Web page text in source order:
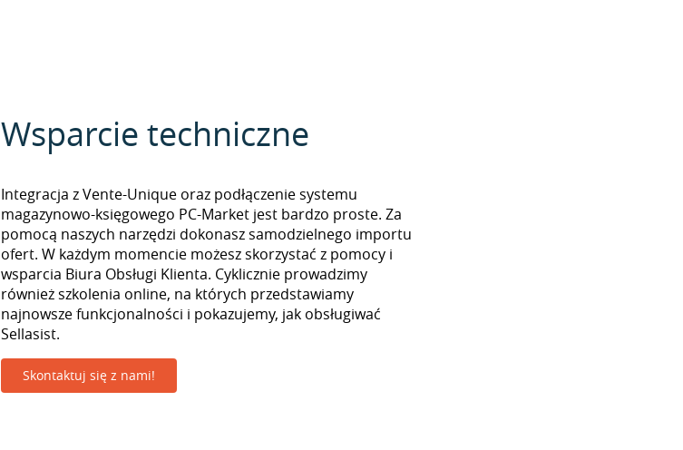
Wsparcie techniczne
Integracja z Vente-Unique oraz podłączenie systemu
magazynowo-księgowego PC-Market jest bardzo proste. Za
pomocą naszych narzędzi dokonasz samodzielnego importu
ofert. W każdym momencie możesz skorzystać z pomocy i
wsparcia Biura Obsługi Klienta. Cyklicznie prowadzimy
również szkolenia online, na których przedstawiamy
najnowsze funkcjonalności i pokazujemy, jak obsługiwać
Sellasist.
Skontaktuj się z nami!